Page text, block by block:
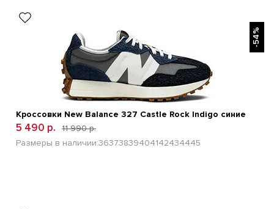
-54%
Кроссовки New Balance 327 Castle Rock Indigo синие
5 490 р.
11 990 р.
Размеры в наличии:36373839404142434445